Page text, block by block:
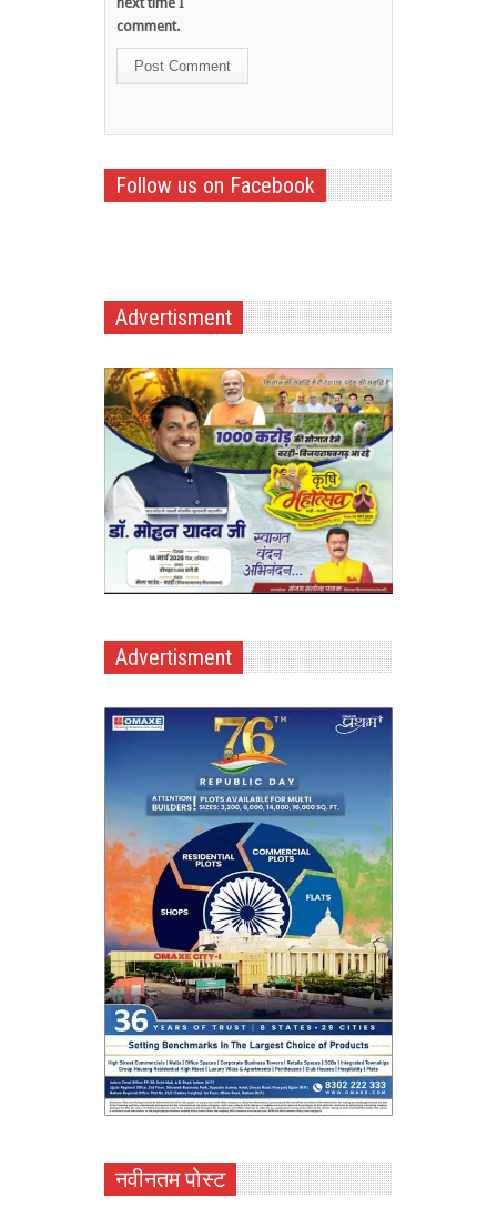
comment.
Follow us on Facebook
Advertisment
Advertisment
नवीनतम पोस्ट